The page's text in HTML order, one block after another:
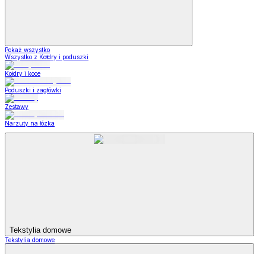
Pokaż wszystko
Wszystko z Kołdry i poduszki
Kołdry i koce
Poduszki i zagłówki
Zestawy
Narzuty na łózka
Tekstylia domowe
Tekstylia domowe